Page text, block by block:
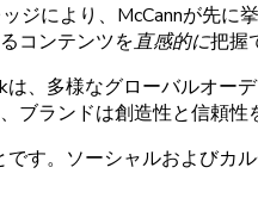
ジにより、 McCannが先に
コンテンツを直感的に把握
、 多様なグローバルオー
ブランドは創造性と信頼性
す。 ソーシャルおよびカ